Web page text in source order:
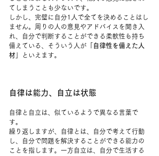
てしまうことも少ないです。
しかし、完璧に自分1人で全てを決めることはし
ません。周りの人の意見やアドバイスを聞き入
れ、自分で判断することができる柔軟性も持ち
備えている、そういう人が「
自律性を備えた人
材 」といえます。
自律は能力、自立は状態
自律と自立は、似ているようで異なる言葉で
す。
繰り返しますが、自律とは、自分で考えて行動
し、自分で問題を解決することができる能力の
ことを指します。一方自立は、自分で生活する